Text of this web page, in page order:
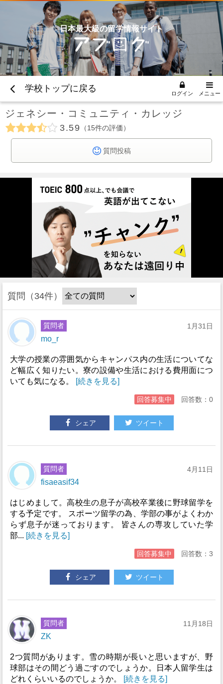
日本最大級の留学情報サイト
学校トップに戻る ログイン メニュー
ジェネシー・コミュニティ・カレッジ
3.59 15件の評価
質問投稿
質問 34件
質問者
mo_r
1月31日
大学の授業の雰囲気からキャンパス内の生活についてな
ど幅広く知りたい。寮の設備や生活における費用面につ
いても気になる。
[続きを見る]
回答募集中 回答数：0
シェア ツイート
質問者
fisaeasif34
4月11日
はじめまして。高校生の息子が高校卒業後に野球留学を
する予定です。 スポーツ留学の為、学部の事がよくわか
らず息子が迷っております。 皆さんの専攻していた学
部... [続きを見る]
回答募集中 回答数：3
シェア ツイート
質問者
ZK
11月18日
2つ質問があります。雪の時期が長いと思いますが、野
球部はその間どう過ごすのでしょうか。日本人留学生は
どれくらいいるのでしょうか。
[続きを見る]